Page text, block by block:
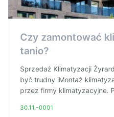
Czy zamontować
tanio?
Sprzedaż Klimatyzacji
być trudny iMontaż
przez firmy klimatyzacyjne.
30.11.-0001